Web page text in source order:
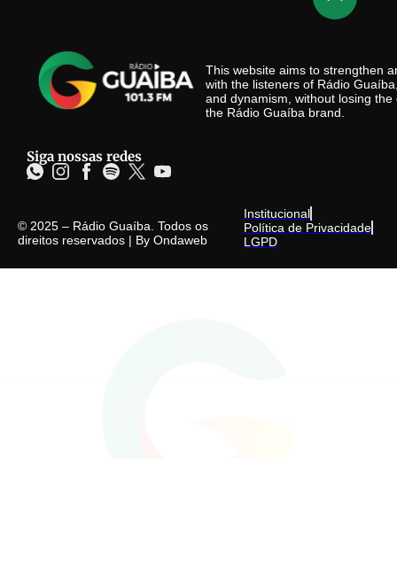
This website aims to strengthen
with the listeners of Rádio
and dynamism, without losing
the Rádio Guaíba brand.
Siga nossas redes
© 2025 – Rádio Guaíba. Todos os
direitos reservados | By Ondaweb
Institucional
Política de Privacidade
LGPD